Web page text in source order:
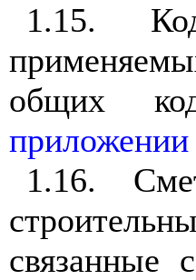
1.15.
общих
1.16.
связанные